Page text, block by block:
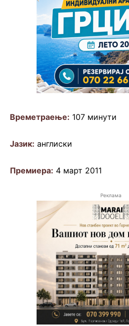
Времетраење: 107 минути
Јазик: англиски
Премиера: 4 март 2011
Реклама